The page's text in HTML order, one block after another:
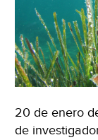
20 de enero
de